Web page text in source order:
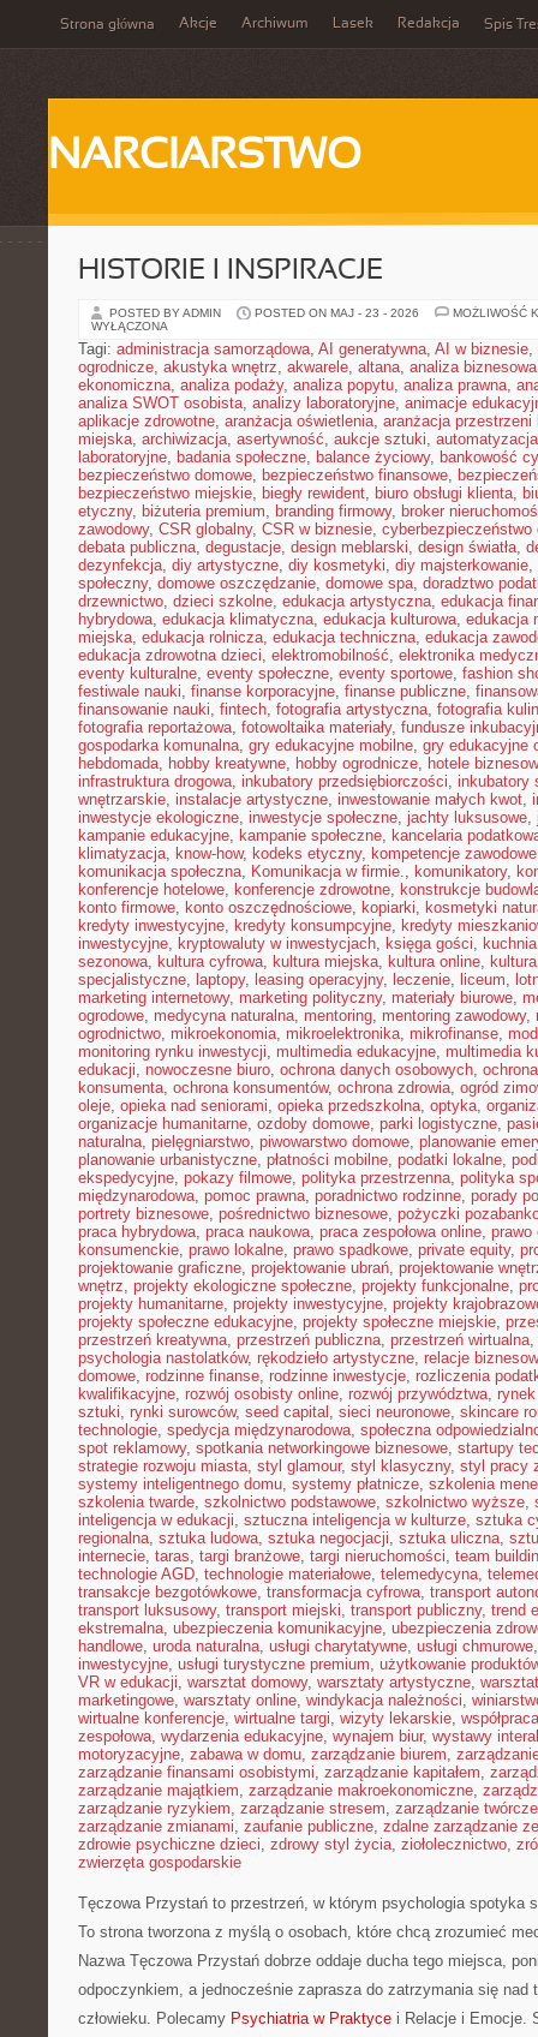
Strona główna Akcje Archiwum Lasek Redakcja Spis
NARCIARSTWO
HISTORIE I INSPIRACJE
POSTED BY ADMIN POSTED ON MAJ - 23 - 2026
MOŻLIWOŚĆ
WYŁĄCZONA
Tagi: administracja samorządowa, AI generatywna, AI w biznesie,
ogrodnicze, akustyka wnętrz, akwarele, altana, analiza biznesowa
ekonomiczna, analiza podaży, analiza popytu, analiza prawna,
analiza SWOT osobista, analizy laboratoryjne, animacje
aplikacje zdrowotne, aranżacja oświetlenia, aranżacja przestrzeni
miejska, archiwizacja, asertywność, aukcje sztuki,
laboratoryjne, badania społeczne, balance życiowy, bankowość
bezpieczeństwo domowe, bezpieczeństwo finansowe,
bezpieczeństwo miejskie, biegły rewident, biuro obsługi klienta,
etyczny, biżuteria premium, branding firmowy, broker
zawodowy, CSR globalny, CSR w biznesie, cyberbezpieczeństwo
debata publiczna, degustacje, design meblarski, design światła,
dezynfekcja, diy artystyczne, diy kosmetyki, diy majsterkowanie,
społeczny, domowe oszczędzanie, domowe spa, doradztwo
drzewnictwo, dzieci szkolne, edukacja artystyczna, edukacja
hybrydowa, edukacja klimatyczna, edukacja kulturowa, edukacja
miejska, edukacja rolnicza, edukacja techniczna, edukacja
edukacja zdrowotna dzieci, elektromobilność, elektronika
eventy kulturalne, eventy społeczne, eventy sportowe, fashion
festiwale nauki, finanse korporacyjne, finanse publiczne,
finansowanie nauki, fintech, fotografia artystyczna, fotografia
fotografia reportażowa, fotowoltaika materiały, fundusze
gospodarka komunalna, gry edukacyjne mobilne, gry edukacyjne
hebdomada, hobby kreatywne, hobby ogrodnicze, hotele
infrastruktura drogowa, inkubatory przedsiębiorczości, inkubatory
wnętrzarskie, instalacje artystyczne, inwestowanie małych kwot,
inwestycje ekologiczne, inwestycje społeczne, jachty luksusowe,
kampanie edukacyjne, kampanie społeczne, kancelaria
klimatyzacja, know-how, kodeks etyczny, kompetencje zawodowe
komunikacja społeczna, Komunikacja w firmie., komunikatory,
konferencje hotelowe, konferencje zdrowotne, konstrukcje
konto firmowe, konto oszczędnościowe, kopiarki, kosmetyki
kredyty inwestycyjne, kredyty konsumpcyjne, kredyty
inwestycyjne, kryptowaluty w inwestycjach, księga gości,
sezonowa, kultura cyfrowa, kultura miejska, kultura online,
specjalistyczne, laptopy, leasing operacyjny, leczenie, liceum,
marketing internetowy, marketing polityczny, materiały biurowe,
ogrodowe, medycyna naturalna, mentoring, mentoring zawodowy,
ogrodnictwo, mikroekonomia, mikroelektronika, mikrofinanse,
monitoring rynku inwestycji, multimedia edukacyjne, multimedia
edukacji, nowoczesne biuro, ochrona danych osobowych,
konsumenta, ochrona konsumentów, ochrona zdrowia, ogród
oleje, opieka nad seniorami, opieka przedszkolna, optyka,
organizacje humanitarne, ozdoby domowe, parki logistyczne,
naturalna, pielęgniarstwo, piwowarstwo domowe, planowanie
planowanie urbanistyczne, płatności mobilne, podatki lokalne,
ekspedycyjne, pokazy filmowe, polityka przestrzenna, polityka
międzynarodowa, pomoc prawna, poradnictwo rodzinne, porady
portrety biznesowe, pośrednictwo biznesowe, pożyczki
praca hybrydowa, praca naukowa, praca zespołowa online, prawo
konsumenckie, prawo lokalne, prawo spadkowe, private equity,
projektowanie graficzne, projektowanie ubrań, projektowanie
wnętrz, projekty ekologiczne społeczne, projekty funkcjonalne,
projekty humanitarne, projekty inwestycyjne, projekty
projekty społeczne edukacyjne, projekty społeczne miejskie,
przestrzeń kreatywna, przestrzeń publiczna, przestrzeń wirtualna,
psychologia nastolatków, rękodzieło artystyczne, relacje
domowe, rodzinne finanse, rodzinne inwestycje, rozliczenia
kwalifikacyjne, rozwój osobisty online, rozwój przywództwa,
sztuki, rynki surowców, seed capital , sieci neuronowe, skincare
technologie, spedycja międzynarodowa, społeczna
spot reklamowy, spotkania networkingowe biznesowe, startupy
strategie rozwoju miasta, styl glamour, styl klasyczny, styl pracy
systemy inteligentnego domu, systemy płatnicze, szkolenia
szkolenia twarde, szkolnictwo podstawowe, szkolnictwo wyższe,
inteligencja w edukacji, sztuczna inteligencja w kulturze, sztuka
regionalna, sztuka ludowa, sztuka negocjacji, sztuka uliczna,
internecie, taras, targi branżowe, targi nieruchomości, team
technologie AGD, technologie materiałowe, telemedycyna,
transakcje bezgotówkowe, transformacja cyfrowa, transport
transport luksusowy, transport miejski, transport publiczny, trend
ekstremalna, ubezpieczenia komunikacyjne, ubezpieczenia
handlowe, uroda naturalna, usługi charytatywne, usługi chmurowe
inwestycyjne, usługi turystyczne premium, użytkowanie
VR w edukacji, warsztat domowy, warsztaty artystyczne,
marketingowe, warsztaty online, windykacja należności,
wirtualne konferencje, wirtualne targi, wizyty lekarskie,
zespołowa, wydarzenia edukacyjne, wynajem biur, wystawy
motoryzacyjne, zabawa w domu, zarządzanie biurem,
zarządzanie finansami osobistymi, zarządzanie kapitałem,
zarządzanie majątkiem, zarządzanie makroekonomiczne,
zarządzanie ryzykiem, zarządzanie stresem, zarządzanie twórcze
zarządzanie zmianami, zaufanie publiczne, zdalne zarządzanie
zdrowie psychiczne dzieci, zdrowy styl życia, ziołolecznictwo,
zwierzęta gospodarskie
Tęczowa Przystań to przestrzeń, w którym psychologia spotyka
To strona tworzona z myślą o osobach, które chcą zrozumieć
Nazwa Tęczowa Przystań dobrze oddaje ducha tego miejsca,
odpoczynkiem, a jednocześnie zaprasza do zatrzymania się nad
człowieku. Polecamy Psychiatria w Praktyce i Relacje i Emocje.